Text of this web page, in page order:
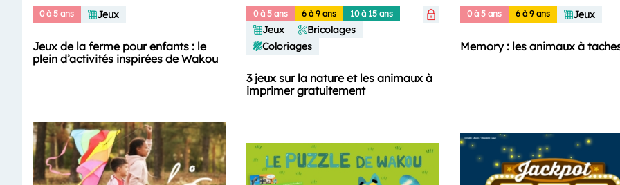
0 à 5 ans Jeux
Jeux de la ferme pour enfants : le
plein d’activités inspirées de Wakou
0 à 5 ans 6 à 9 ans 10 à 15 ans
Jeux
Bricolages
Coloriages
3 jeux sur la nature et les animaux à
imprimer gratuitement
0 à 5 ans 6 à 9 ans Jeux
Memory : les animaux à